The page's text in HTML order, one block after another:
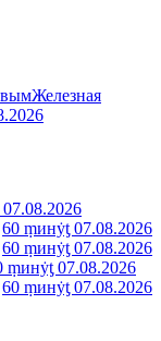
Железная
60 ṃинẏƫ 07.08.2026
60 ṃинẏƫ 07.08.2026
ṃинẏƫ 07.08.2026
60 ṃинẏƫ 07.08.2026